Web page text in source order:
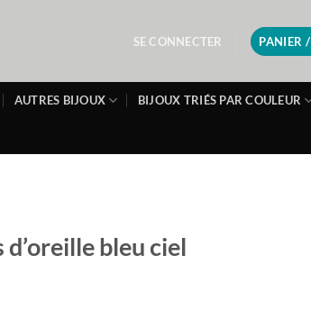
SE CONNECTER PANIER /
AUTRES BIJOUX BIJOUX TRIÉS PAR COULEUR
d’oreille bleu ciel